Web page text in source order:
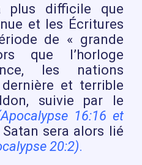
plus difficile que
et les Écritures
de « grande
que l’horloge
les nations
et terrible
suivie par le
16:16 et
Satan sera alors lié
20:2).